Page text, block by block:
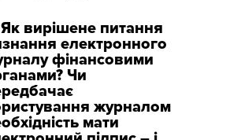
вирішене питання
електронного
фінансовими
Чи
журналом
мати